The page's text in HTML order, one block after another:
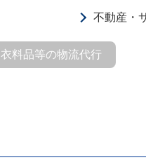
不動産・
衣料品等の物流代行